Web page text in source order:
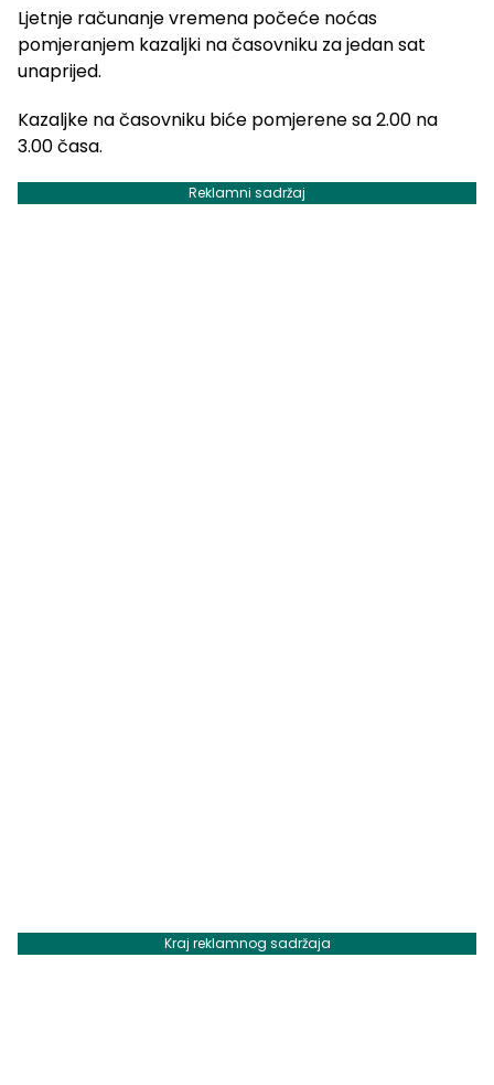
Ljetnje računanje vremena počeće noćas
pomjeranjem kazaljki na časovniku za jedan sat
unaprijed.
Kazaljke na časovniku biće pomjerene sa 2.00 na
3.00 časa.
Reklamni sadržaj
Kraj reklamnog sadržaja